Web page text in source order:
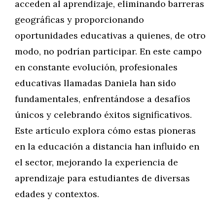
acceden al aprendizaje, eliminando barreras
geográficas y proporcionando
oportunidades educativas a quienes, de otro
modo, no podrían participar. En este campo
en constante evolución, profesionales
educativas llamadas Daniela han sido
fundamentales, enfrentándose a desafíos
únicos y celebrando éxitos significativos.
Este artículo explora cómo estas pioneras
en la educación a distancia han influido en
el sector, mejorando la experiencia de
aprendizaje para estudiantes de diversas
edades y contextos.